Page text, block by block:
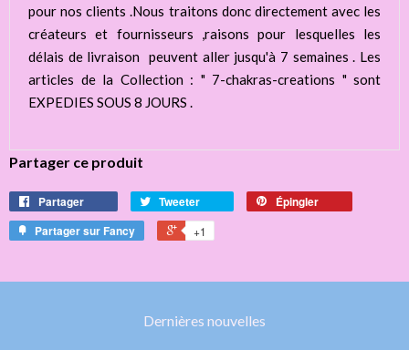
pour nos clients .Nous traitons donc directement avec les
créateurs et fournisseurs ,raisons pour lesquelles les
délais de livraison peuvent aller jusqu'à 7 semaines . Les
articles de la Collection : " 7-chakras-creations " sont
EXPEDIES SOUS 8 JOURS .
Partager ce produit
Partager Tweeter
Épingler
Partager sur Fancy
+1
Dernières nouvelles